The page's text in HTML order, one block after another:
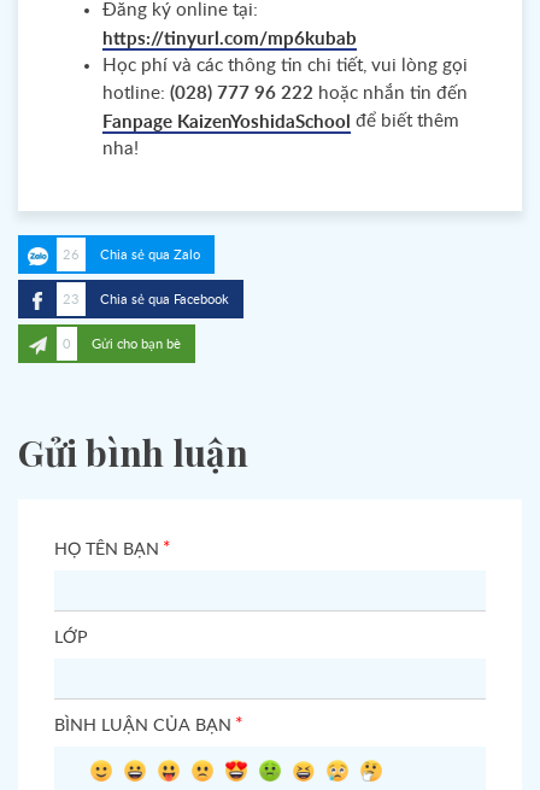
Đăng ký online tại:
https://tinyurl.com/mp6kubab
Học phí và các thông tin chi tiết, vui lòng gọi
hotline: (028) 777 96 222 hoặc nhắn tin đến
Fanpage KaizenYoshidaSchool để biết thêm
nha!
26 Chia sẻ qua Zalo
23 Chia sẻ qua Facebook
0 Gửi cho bạn bè
Gửi bình luận
HỌ TÊN BẠN *
LỚP
BÌNH LUẬN CỦA BẠN *